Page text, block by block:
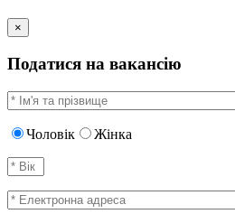
×
Податися на вакансію
Чоловік Жінка